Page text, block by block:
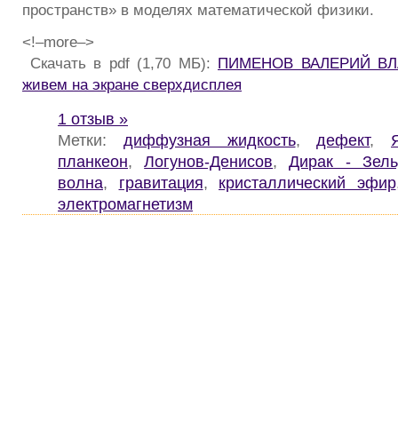
пространств» в моделях математической физики.
<!–more–>
Скачать в pdf (1,70 МБ): ПИМЕНОВ ВАЛЕРИЙ
живем на экране сверхдисплея
1 отзыв »
Метки: диффузная жидкость,дефект,
планкеон,Логунов-Денисов,Дирак -
волна, гравитация, кристаллический эфир
электромагнетизм